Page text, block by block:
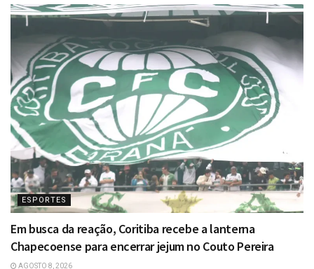
ESPORTES
Em busca da reação, Coritiba recebe a lanterna
Chapecoense para encerrar jejum no Couto Pereira
AGOSTO 8, 2026